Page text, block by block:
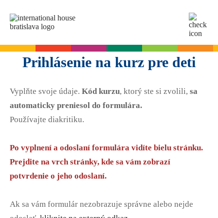
SK
Pre dospelých
Angličtina
Slovenčina
Nemčina
Španielčina
Francúzština
Ruština
Pre deti
Angličtina
Leto s angličtinou pre tínedžerov
Cambridge skúšky
O A2 skúške zo slovenčiny
Príprava na skúšku
Angličtina na ZŠ - Start Right
Pre firmy
Prihlásenie na kurz pre deti
Vyplňte svoje údaje. Kód kurzu, ktorý ste si zvolili, sa
automaticky preniesol do formulára.
Používajte diakritiku.
Po vyplnení a odoslaní formulára vidíte bielu stránku.
Prejdite na vrch stránky, kde sa vám zobrazí
potvrdenie o jeho odoslaní.
Ak sa vám formulár nezobrazuje správne alebo nejde